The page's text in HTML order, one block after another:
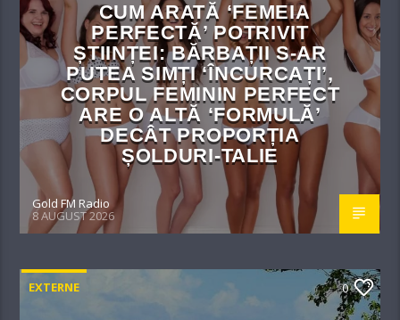
CUM ARATĂ ‘FEMEIA
PERFECTĂ’ POTRIVIT
ȘTIINȚEI: BĂRBAȚII S-AR
PUTEA SIMȚI ‘ÎNCURCAȚI’,
CORPUL FEMININ PERFECT
ARE O ALTĂ ‘FORMULĂ’
DECÂT PROPORȚIA
ȘOLDURI-TALIE
Gold FM Radio
8 AUGUST 2026
EXTERNE 0